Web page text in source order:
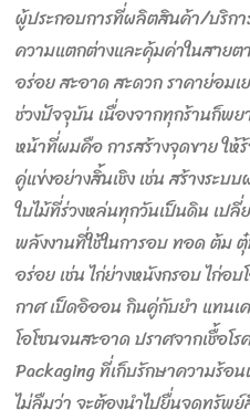
ผู้ประกอบการที่ผลิตสินค้า/บริกา
ความแตกต่างและคุ้มค่าในสาย
อร่อย สะอาด สะดวก ราคาย่อม
ช่วงปัจจุบัน เนื่องจากทุกร้านก็พ
หน้าที่ผมคือ การสร้างจุดขาย ให้
คู่แข่งอย่างสิ้นเชิง เช่น สร้างระ
ใบไม้ที่ร่วงหล่นทุกวันเป็นดิน เป
พลังงานที่ใช้ในการอบ ทอด ต้ม
อร่อย เช่น ไก่ย่างหนังกรอบ ไก่
กาศ เป็ดอิออน กินคู่กับยำ แทนเ
โอโซนจนสะอาด ปราศจากเชื้อโ
Packaging ที่เก็บรักษาความร้อ
ไม่ลืมว่า จะต้องนำไปยื่นจดทรั